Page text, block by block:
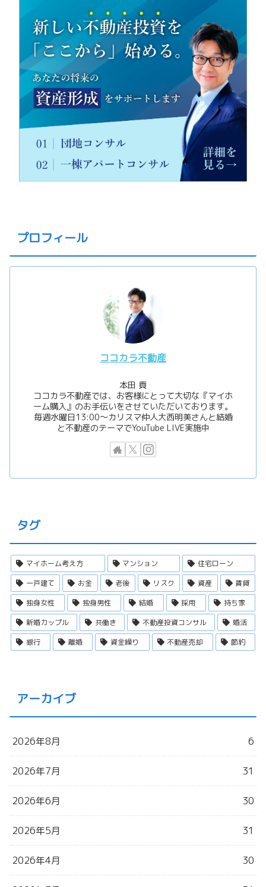
プロフィール
ココカラ不動産
本田 貢
ココカラ不動産では、お客様にとって大切な『マイホ
ーム購入』のお手伝いをさせていただいております。
毎週水曜日13:00〜カリスマ仲人大西明美さんと結婚
と不動産のテーマでYouTube LIVE実施中
タグ
マイホーム考え方 マンション
住宅ローン
一戸建て
お金 老後 リスク 資産
賃貸
独身女性
独身男性 結婚 採用
持ち家
新婚カップル
共働き 不動産投資コンサル
婚活
銀行
離婚 資金繰り 不動産売却 節約
アーカイブ
2026年8月 6
2026年7月 31
2026年6月 30
2026年5月 31
2026年4月 30